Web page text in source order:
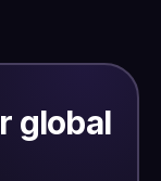
global